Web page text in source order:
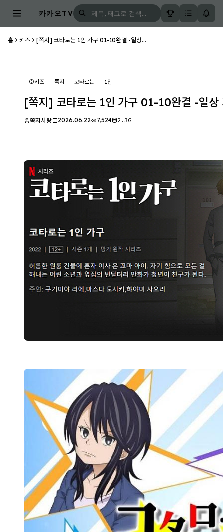
카카오TV
홈 키즈 [쪽지] 코타로는 1인 가구 01-10완결 -일상...
키즈 쪽지 코타로는 1인
[쪽지] 코타로는 1인 가구 01-10완결 -일상
쪽지사랑 2026.06.22 7,524 2.3G